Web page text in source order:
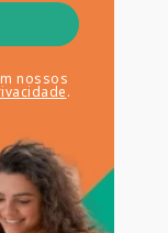
nossos
.